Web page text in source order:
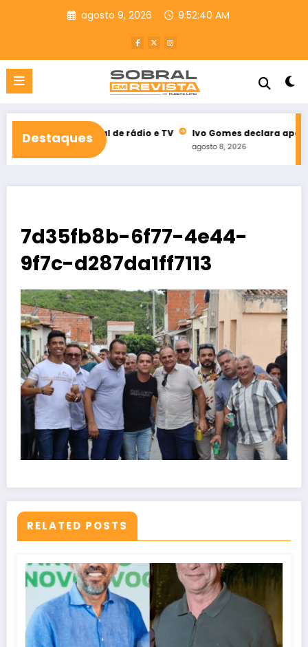
agosto 9, 2026 9:52:41 AM
Destaques
eleitoral de rádio e TV Ivo Gomes declara apoio à
7d35fb8b-6f77-4e44-
9f7c-d287da1ff7113
RELATED POSTS